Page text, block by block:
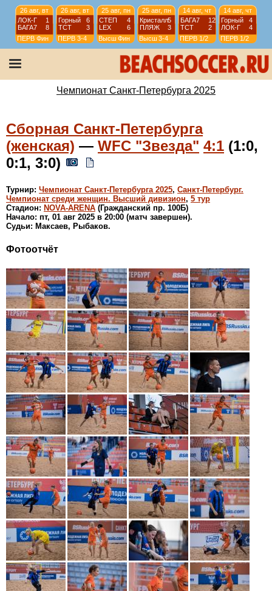
26 авг, вт
ЛОК-Г
1
БАГА7
8
ПЕРВ Фин
26 авг, вт
Горный
6
ТСТ
3
ПЕРВ 3-4
25 авг, пн
СТЕП
4
LEX
6
Высш Фин
25 авг, пн
Кристалл5
ПЛЯЖ
3
Высш 3-4
14 авг, чт
БАГА7
12
ТСТ
2
ПЕРВ 1/2
14 авг, чт
Горный
4
ЛОК-Г
4
ПЕРВ 1/2
12 авг, вт
1
1
12 авг, вт
Lakes
1
ТСТ
4
12 авг, вт
Кристалл6
СТЕП
8
Чемпионат Санкт-Петербурга 2025
Сборная Санкт-Петербурга
(женская) — WFC "Звезда" 4:1 (1:0,
0:1, 3:0)
Турнир: Чемпионат Санкт-Петербурга 2025, Санкт-Петербург.
Чемпионат среди женщин. Высший дивизион, 5 тур
Стадион: NOVA-ARENA (Гражданский пр. 100Б)
Начало: пт, 01 авг 2025 в 20:00 (матч завершен).
Судьи: Максаев, Рыбаков.
Фотоотчёт